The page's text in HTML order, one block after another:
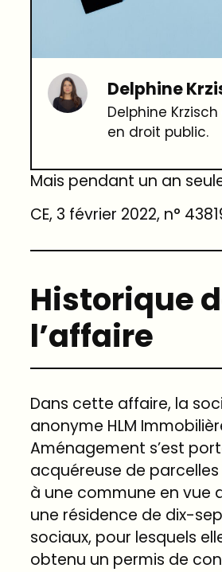
Delphine
Delphine
en droit public.
Mais pendant un an
CE, 3 février 2022, n°
Historique
l’affaire
Dans cette affaire, la
anonyme HLM
Aménagement s’est
acquéreuse de
à une commune en vue
une résidence de dix-
sociaux, pour lesquels
obtenu un permis de